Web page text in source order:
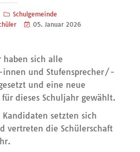
Schulgemeinde
05. Januar 2026
haben sich alle
innen und Stufensprecher/-
und eine neue
dieses Schuljahr gewählt.
setzten sich
vertreten die Schülerschaft